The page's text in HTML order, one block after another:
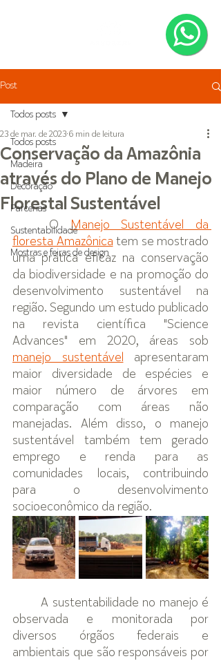
Post
Todos posts
Madeira
Decoração
Parcerias
Sustentabilidade
Mostras e feiras de design
Todos posts
Conservação da Amazônia
através do Plano de Manejo
Florestal Sustentável
23 de mar. de 2023 6 min de leitura
O
Manejo Sustentável da
floresta Amazônica tem se mostrado
uma prática eficaz na conservação
da biodiversidade e na promoção do
desenvolvimento sustentável na
região. Segundo um estudo publicado
na revista científica "Science
manejo sustentável
apresentaram
maior diversidade de espécies e
maior número de árvores em
comparação com áreas não
manejadas. Além disso, o manejo
sustentável também tem gerado
emprego e renda para as
comunidades locais, contribuindo
para o desenvolvimento
socioeconômico da região.
A sustentabilidade no manejo é
observada e monitorada por
diversos órgãos federais e
ambientais que são responsáveis por